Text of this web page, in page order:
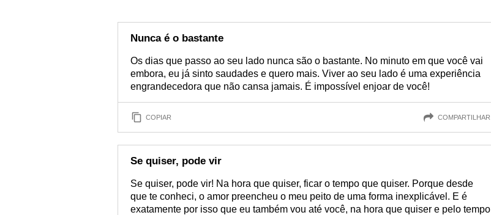
Nunca é o bastante
Os dias que passo ao seu lado nunca são o bastante. No minuto em que você vai
embora, eu já sinto saudades e quero mais. Viver ao seu lado é uma experiência
engrandecedora que não cansa jamais. É impossível enjoar de você!
COPIAR COMPARTILHAR
Se quiser, pode vir
Se quiser, pode vir! Na hora que quiser, ficar o tempo que quiser. Porque desde
que te conheci, o amor preencheu o meu peito de uma forma inexplicável. E é
exatamente por isso que eu também vou até você, na hora que quiser e pelo tempo